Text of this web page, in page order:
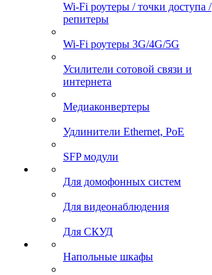
Wi-Fi роутеры / точки доступа /
репитеры
Wi-Fi роутеры 3G/4G/5G
Усилители сотовой связи и
интернета
Медиаконвертеры
Удлинители Ethernet, PoE
SFP модули
Для домофонных систем
Для видеонаблюдения
Для СКУД
Напольные шкафы